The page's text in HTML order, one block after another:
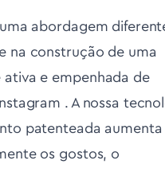
abordagem
na construção de uma
ativa e empenhada de
. A nossa
patenteada aumenta
os gostos, o